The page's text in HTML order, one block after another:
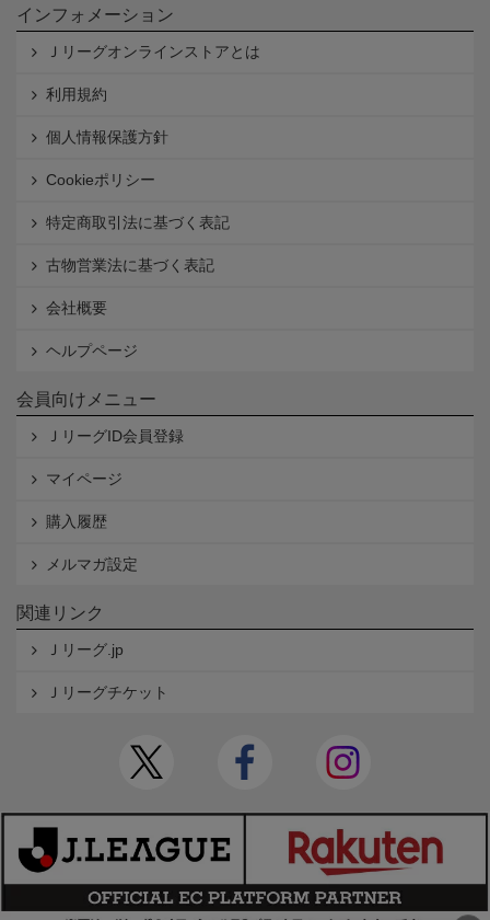
インフォメーション
Ｊリーグオンラインストアとは
利用規約
個人情報保護方針
Cookieポリシー
特定商取引法に基づく表記
古物営業法に基づく表記
会社概要
ヘルプページ
会員向けメニュー
ＪリーグID会員登録
マイページ
購入履歴
メルマガ設定
関連リンク
Ｊリーグ.jp
Ｊリーグチケット